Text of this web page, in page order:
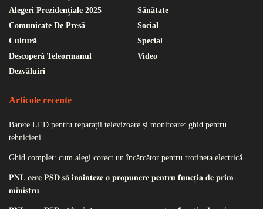
Alegeri Prezidențiale 2025
Comunicate De Presă
Cultură
Descoperă Teleormanul
Dezvăluiri
Sănătate
Social
Special
Video
Articole recente
Barete LED pentru reparații televizoare și monitoare: ghid pentru
tehnicieni
Ghid complet: cum alegi corect un încărcător pentru trotineta electrică
𝐏𝐍𝐋 𝐜𝐞𝐫𝐞 𝐏𝐒𝐃 𝐬𝐚̆ 𝐢̂𝐧𝐚𝐢𝐧𝐭𝐞𝐳𝐞 𝐨 𝐩𝐫𝐨𝐩𝐮𝐧𝐞𝐫𝐞 𝐩𝐞𝐧𝐭𝐫𝐮 𝐟𝐮𝐧𝐜𝐭̦𝐢𝐚 𝐝𝐞 𝐩𝐫𝐢𝐦-
𝐦𝐢𝐧𝐢𝐬𝐭𝐫𝐮